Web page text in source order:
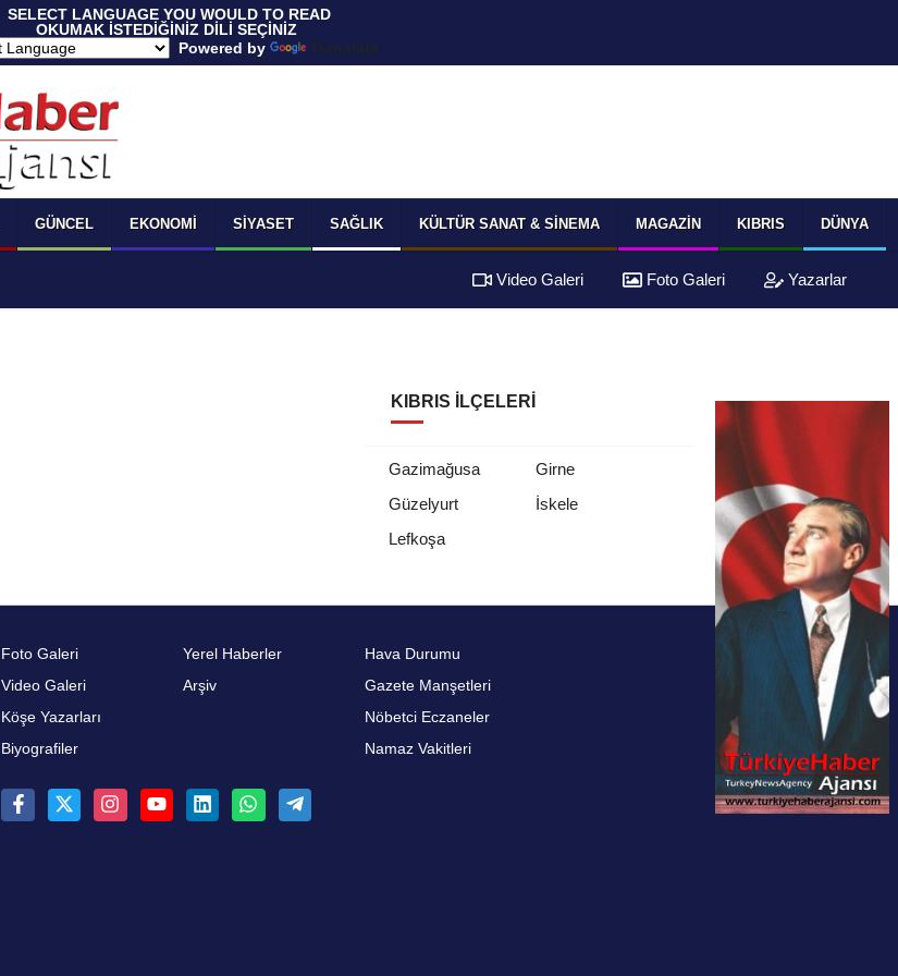
SELECT LANGUAGE YOU WOULD TO READ
OKUMAK İSTEDİĞİNİZ DİLİ SEÇİNİZ
Powered by
Translate
GÜNCEL EKONOMI SIYASET SAĞLIK KÜLTÜR SANAT & SINEMA MAGAZIN KIBRIS DÜNYA
Video Galeri Foto Galeri Yazarlar
KIBRIS İLÇELERI
Gazimağusa
Girne
Güzelyurt
İskele
Lefkoşa
Foto Galeri
Video Galeri
Köşe Yazarları
Biyografiler
Yerel Haberler
Arşiv
Hava Durumu
Gazete Manşetleri
Nöbetci Eczaneler
Namaz Vakitleri